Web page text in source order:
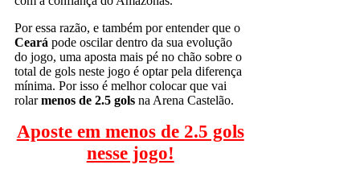
Por essa razão, e também por entender que o
Ceará pode oscilar dentro da sua evolução
do jogo, uma aposta mais pé no chão sobre o
total de gols neste jogo é optar pela diferença
mínima. Por isso é melhor colocar que vai
rolarmenos de 2.5 gols na Arena Castelão.
Aposte em menos de 2.5 gols
nesse jogo!